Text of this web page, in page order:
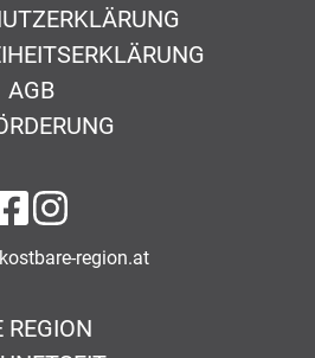
AGB
auf Facebook
auf Instagram
region.at
REGION